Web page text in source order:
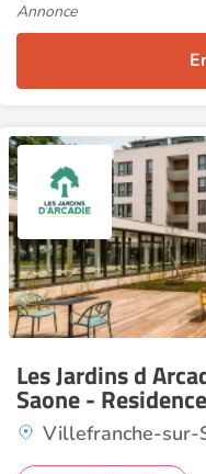
Annonce
Les Jardins d
Saone -
Villefranche-sur-